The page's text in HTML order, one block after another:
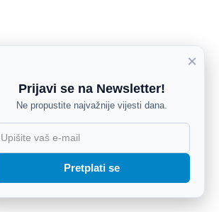
×
Prijavi se na Newsletter!
Ne propustite najvažnije vijesti dana.
Pretplati se